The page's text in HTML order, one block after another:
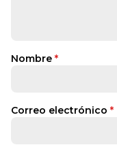
Nombre *
Correo electrónico *